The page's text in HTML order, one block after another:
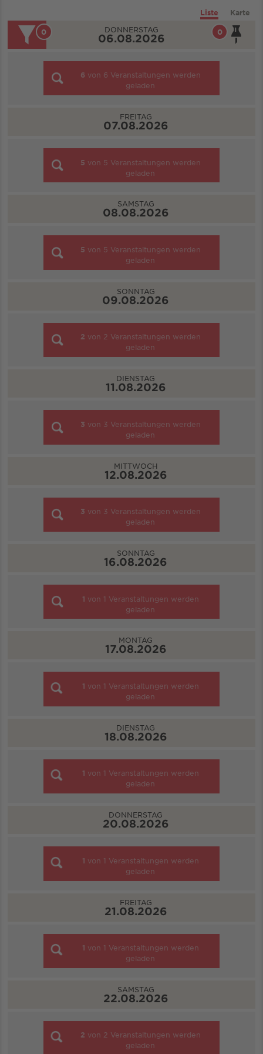
Liste Karte
0
0 DONNERSTAG
06.08.2026
6 von 6 Veranstaltungen werden
geladen
FREITAG
07.08.2026
5 von 5 Veranstaltungen werden
geladen
SAMSTAG
08.08.2026
5 von 5 Veranstaltungen werden
geladen
SONNTAG
09.08.2026
2 von 2 Veranstaltungen werden
geladen
DIENSTAG
11.08.2026
3 von 3 Veranstaltungen werden
geladen
MITTWOCH
12.08.2026
3 von 3 Veranstaltungen werden
geladen
SONNTAG
16.08.2026
1 von 1 Veranstaltungen werden
geladen
MONTAG
17.08.2026
1 von 1 Veranstaltungen werden
geladen
DIENSTAG
18.08.2026
1 von 1 Veranstaltungen werden
geladen
DONNERSTAG
20.08.2026
1 von 1 Veranstaltungen werden
geladen
FREITAG
21.08.2026
1 von 1 Veranstaltungen werden
geladen
SAMSTAG
22.08.2026
2 von 2 Veranstaltungen werden
geladen